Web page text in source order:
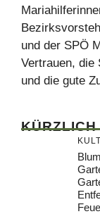
und der SPÖ
Vertrauen, die
und die gute
KÜRZLICH